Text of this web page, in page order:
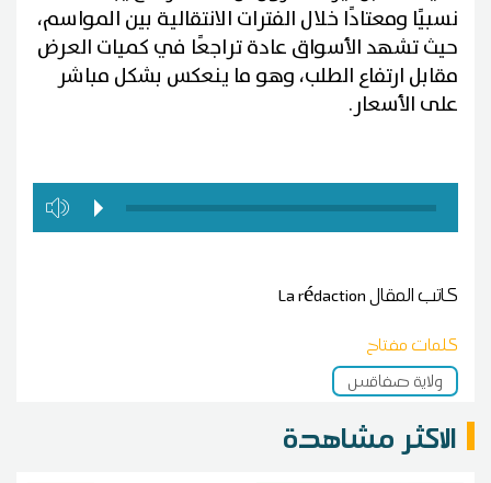
نسبيًا ومعتادًا خلال الفترات الانتقالية بين المواسم،
حيث تشهد الأسواق عادة تراجعًا في كميات العرض
مقابل ارتفاع الطلب، وهو ما ينعكس بشكل مباشر
على الأسعار.
كاتب المقالLa rédaction
كلمات مفتاح
ولاية صفاقس
الاكثر مشاهدة